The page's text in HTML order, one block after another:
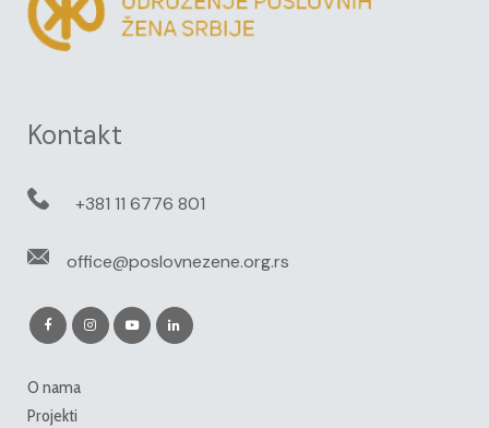
Kontakt
+381 11 6776 801
office@poslovnezene.org.rs
O nama
Projekti